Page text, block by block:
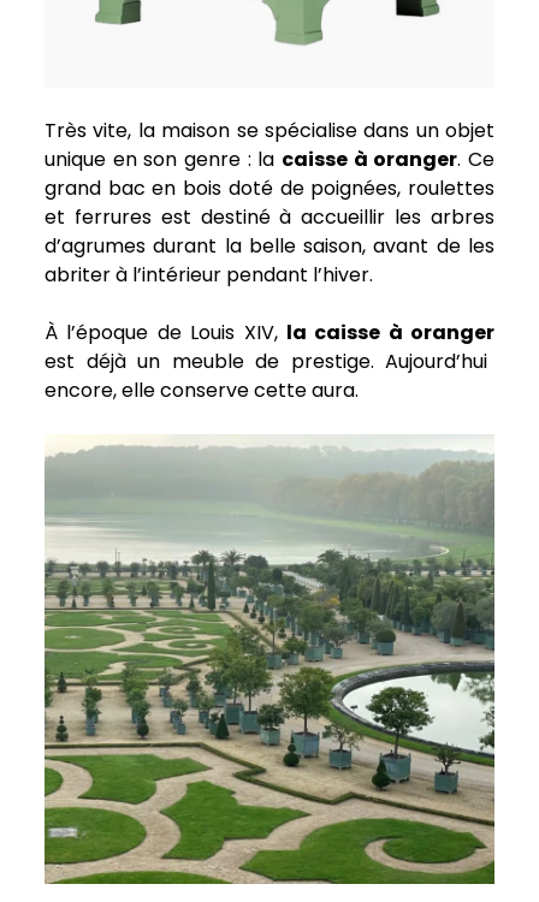
Très vite, la maison se spécialise dans un objet
unique en son genre : la caisse à oranger. Ce
grand bac en bois doté de poignées, roulettes
et ferrures est destiné à accueillir les arbres
d’agrumes durant la belle saison, avant de les
abriter à l’intérieur pendant l’hiver.
À l’époque de Louis XIV, la caisse à oranger
est déjà un meuble de prestige. Aujourd’hui
encore, elle conserve cette aura.